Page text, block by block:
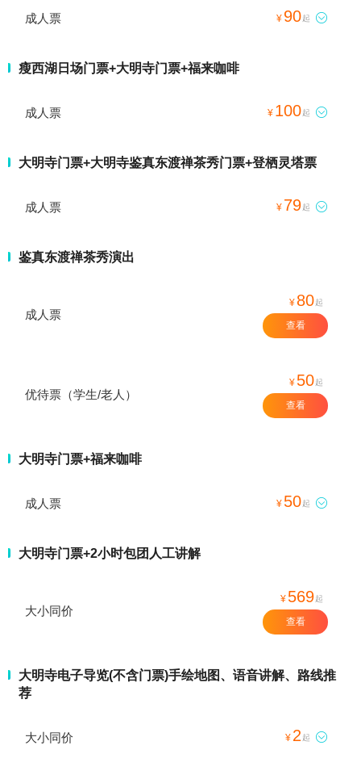
成人票 ¥ 90起 
瘦西湖日场门票+大明寺门票+福来咖啡
成人票 ¥ 100起 
大明寺门票+大明寺鉴真东渡禅茶秀门票+登栖灵塔票
成人票 ¥ 79起 
鉴真东渡禅茶秀演出
成人票
¥ 80起
查看
优待票（学生/老人）
¥ 50起
查看
大明寺门票+福来咖啡
成人票 ¥ 50起 
大明寺门票+2小时包团人工讲解
大小同价
¥ 569起
查看
大明寺电子导览(不含门票)手绘地图、语音讲解、路线推
荐
大小同价 ¥ 2 起 